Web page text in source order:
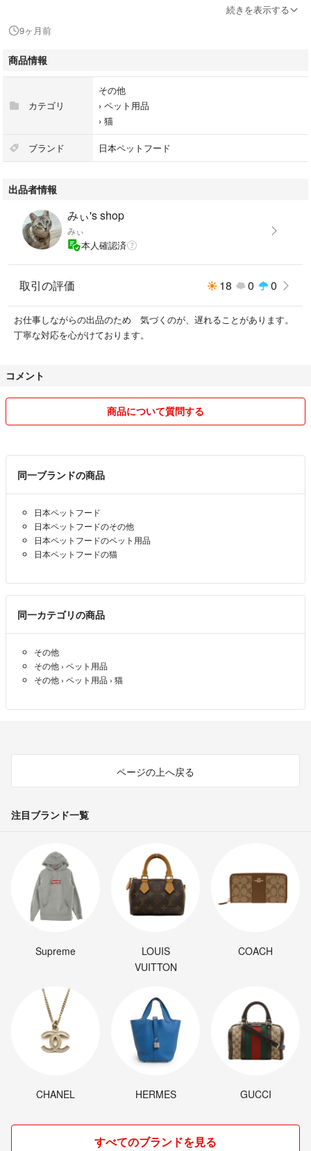
続きを表示する
9ヶ月前
商品情報
カテゴリ
その他
› ペット用品
› 猫
ブランド 日本ペットフード
出品者情報
みぃ's shop
みぃ
本人確認済
取引の評価 18 0 0
お仕事しながらの出品のため 気づくのが、遅れることがあります。
丁寧な対応を心がけております。
コメント
商品について質問する
同一ブランドの商品
日本ペットフード
日本ペットフードのその他
日本ペットフードのペット用品
日本ペットフードの猫
同一カテゴリの商品
その他
その他 › ペット用品
その他 › ペット用品 › 猫
ページの上へ戻る
注目ブランド一覧
Supreme
LOUIS
VUITTON
COACH
CHANEL HERMES GUCCI
すべてのブランドを見る